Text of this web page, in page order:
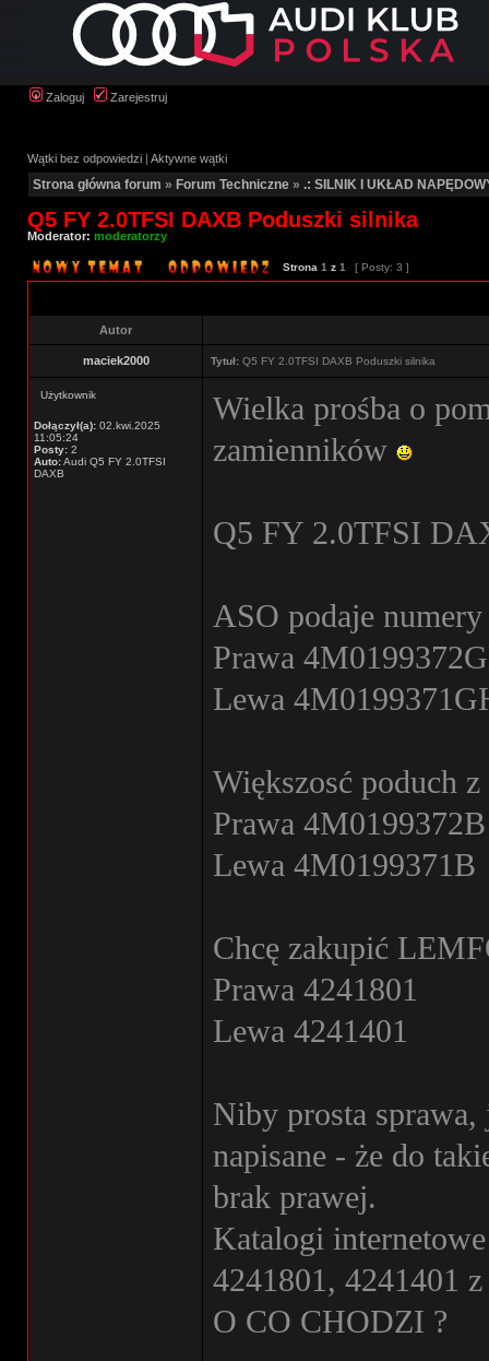
Zaloguj Zarejestruj
Wątki bez odpowiedzi | Aktywne wątki
Strona główna forum » Forum Techniczne » .: SILNIK I UKŁAD
Q5 FY 2.0TFSI DAXB Poduszki silnika
Moderator: moderatorzy
Strona 1 z 1 [ Posty: 3 ]
Autor
maciek2000 Tytuł: Q5 FY 2.0TFSI DAXB Poduszki silnika
Użytkownik
Dołączył(a): 02.kwi.2025
11:05:24
Posty: 2
Auto:Audi Q5 FY 2.0TFSI
DAXB
Wielka prośba o
zamienników
Q5 FY 2.0TFSI
ASO podaje
Prawa
Lewa
Większosć poduch
Prawa 4M0199372B
Lewa 4M0199371B
Chcę zakupić
Prawa 4241801
Lewa 4241401
Niby prosta
napisane - że do
brak prawej.
Katalogi
4241801, 4241401
O CO CHODZI ?